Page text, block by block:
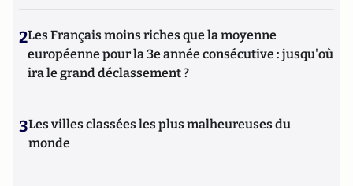
2Les Français moins riches que la moyenne
européenne pour la 3e année consécutive : jusqu'où
ira le grand déclassement ?
3Les villes classées les plus malheureuses du
monde